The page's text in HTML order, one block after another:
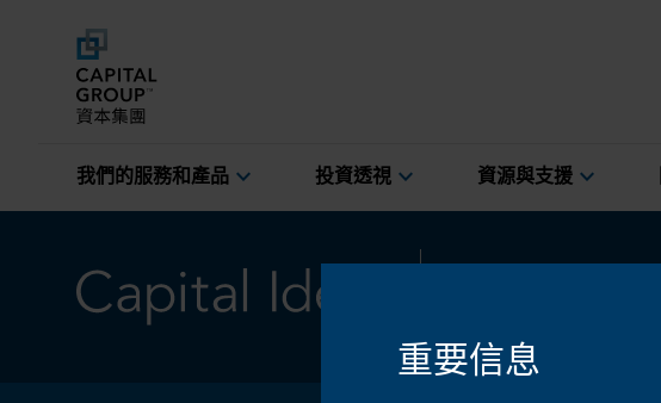
重要信息
我們的服務和產品 expand_more 投資透視 expand_more 資源與支援 expand_more